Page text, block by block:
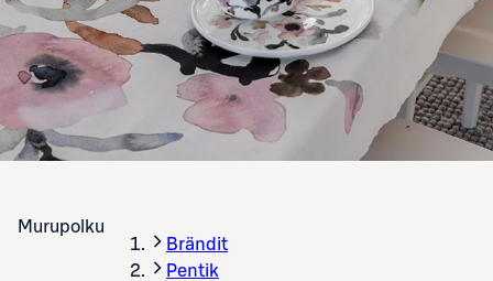
Murupolku
Brändit
Pentik